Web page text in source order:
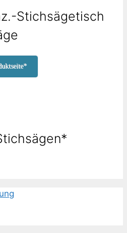
Stichsägetisch